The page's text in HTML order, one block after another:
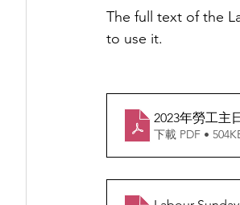
The full text of the
to use it.
2023年勞工主
下載 PDF •